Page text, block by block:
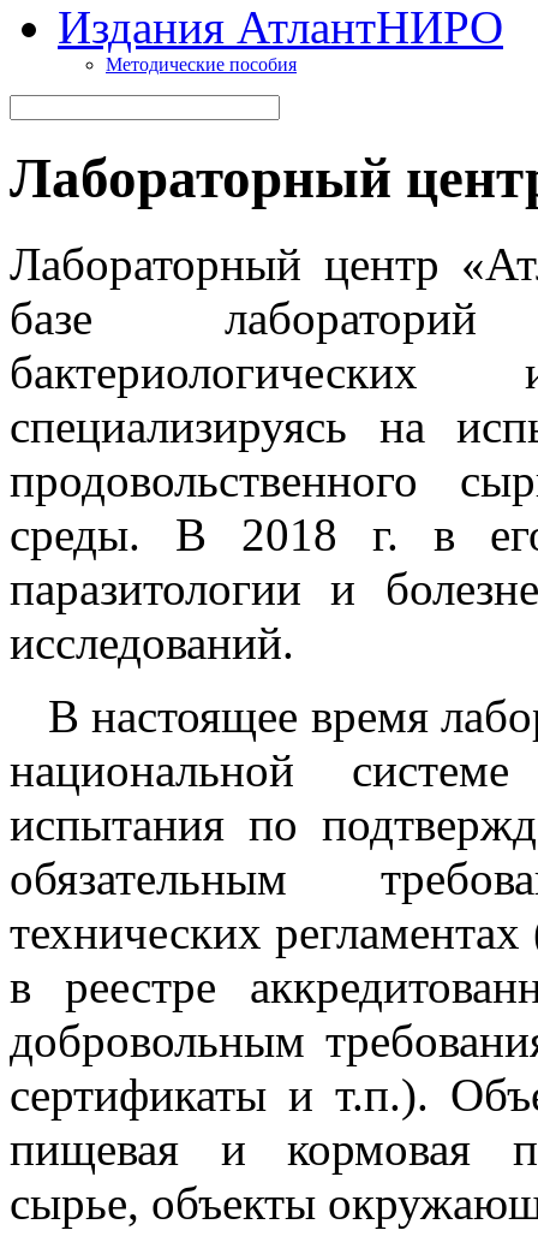
Издания АтлантНИРО
Методические пособия
Лабораторный
Лабораторный центр
базе
специализируясь на
продовольственного
среды. В 2018 г. в
паразитологии и
исследований.
В настоящее время
национальной
испытания по
обязательным
технических
в реестре
добровольным
сертификаты и т.п.).
пищевая и кормовая
сырье, объекты